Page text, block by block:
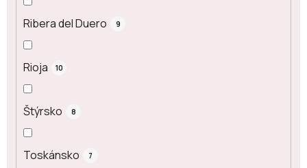
Ribera del Duero 9
Rioja 10
Štýrsko 8
Toskánsko 7